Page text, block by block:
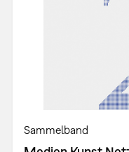
Sammelband